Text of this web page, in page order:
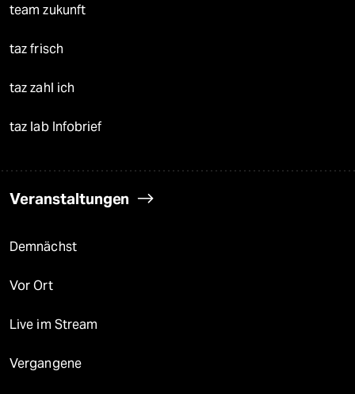
team zukunft
taz frisch
taz zahl ich
taz lab Infobrief
Veranstaltungen
Demnächst
Vor Ort
Live im Stream
Vergangene